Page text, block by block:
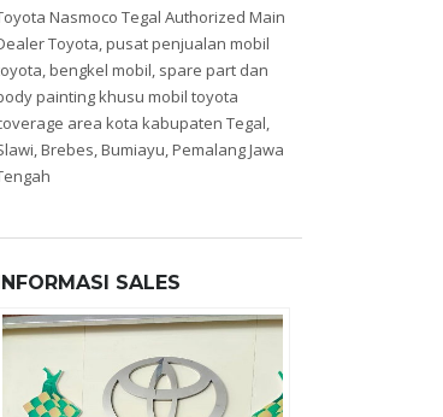
Nasmoco Tegal Authorized Main
Toyota, pusat penjualan mobil
bengkel mobil, spare part dan
painting khusu mobil toyota
area kota kabupaten Tegal,
Brebes, Bumiayu, Pemalang Jawa
SALES